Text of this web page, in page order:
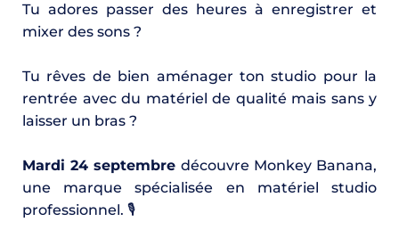
Tu adores passer des heures à enregistrer et
mixer des sons ?
Tu rêves de bien aménager ton studio pour la
rentrée avec du matériel de qualité mais sans y
laisser un bras ?
Mardi 24 septembre découvre Monkey Banana,
une marque spécialisée en matériel studio
professionnel. 🎙️